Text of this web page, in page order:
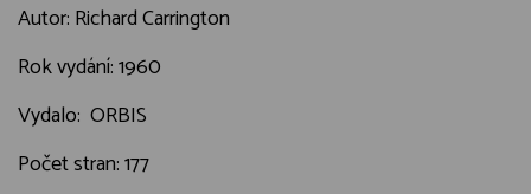
Autor: Richard Carrington
Rok vydání: 1960
Vydalo: ORBIS
Počet stran: 177